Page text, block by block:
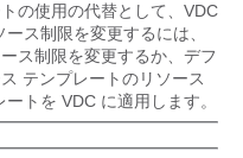
の使用の代替として、VDC
ス制限を変更するには、
ス制限を変更するか、デフ
テンプレートのリソース
トを VDC に適用します。